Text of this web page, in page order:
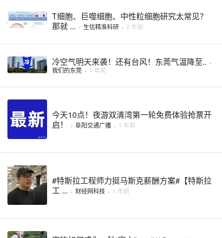
T细胞、巨噬细胞、中性粒细胞研究太常见？
那就 ... · 生信精准科研 · 2 年前
冷空气明天来袭！还有台风！东莞气温降至.. ·
我们的东莞 · 1 年前
今天10点！夜游双清湾第一轮免费体验抢票开
启！
· 阜阳交通广播 · 1 年前
#特斯拉工程师力挺马斯克薪酬方案#【特斯拉
工 ... · 财经网科技 · 1 年前